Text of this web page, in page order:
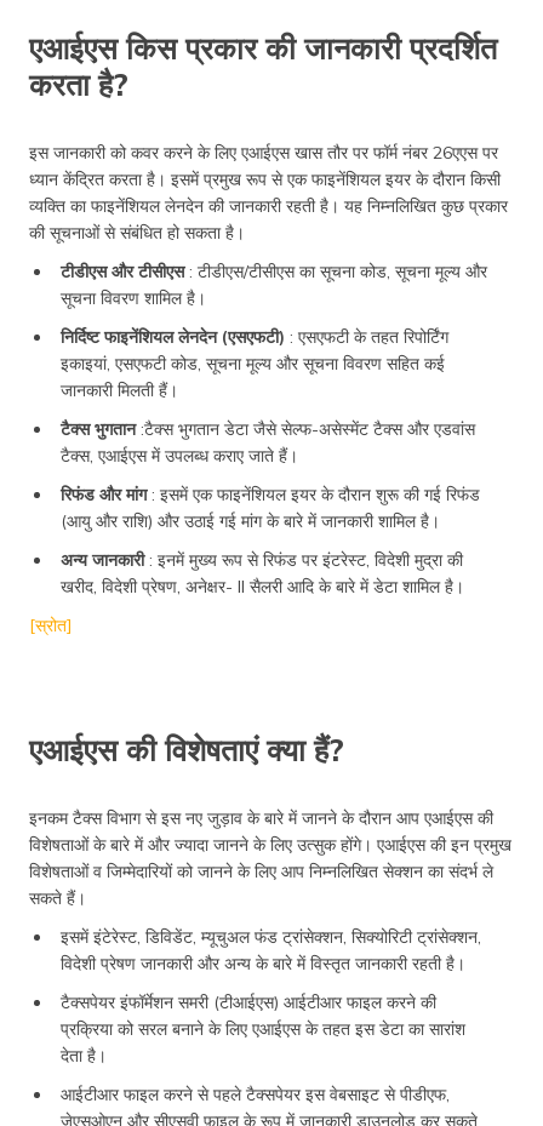
एआईएस किस प्रकार की जानकारी प्रदर्शित
करता है?
इस जानकारी को कवर करने के लिए एआईएस खास तौर पर फॉर्म नंबर 26एएस पर
ध्यान केंद्रित करता है। इसमें प्रमुख रूप से एक फाइनेंशियल इयर के दौरान किसी
व्यक्ति का फाइनेंशियल लेनदेन की जानकारी रहती है। यह निम्नलिखित कुछ प्रकार
की सूचनाओं से संबंधित हो सकता है।
टीडीएस और टीसीएस: टीडीएस/टीसीएस का सूचना कोड, सूचना मूल्य और
सूचना विवरण शामिल है।
निर्दिष्ट फाइनेंशियल लेनदेन (एसएफटी) : एसएफटी के तहत रिपोर्टिंग
इकाइयां, एसएफटी कोड, सूचना मूल्य और सूचना विवरण सहित कई
जानकारी मिलती हैं।
टैक्स भुगतान:टैक्स भुगतान डेटा जैसे सेल्फ-असेस्मेंट टैक्स और एडवांस
टैक्स, एआईएस में उपलब्ध कराए जाते हैं।
रिफंड और मांग: इसमें एक फाइनेंशियल इयर के दौरान शुरू की गई रिफंड
(आयु और राशि) और उठाई गई मांग के बारे में जानकारी शामिल है।
अन्य जानकारी: इनमें मुख्य रूप से रिफंड पर इंटरेस्ट, विदेशी मुद्रा की
खरीद, विदेशी प्रेषण, अनेक्षर- II सैलरी आदि के बारे में डेटा शामिल है।
[स्रोत]
एआईएस की विशेषताएं क्या हैं?
इनकम टैक्स विभाग से इस नए जुड़ाव के बारे में जानने के दौरान आप एआईएस की
विशेषताओं के बारे में और ज्यादा जानने के लिए उत्सुक होंगे। एआईएस की इन प्रमुख
विशेषताओं व जिम्मेदारियों को जानने के लिए आप निम्नलिखित सेक्शन का संदर्भ ले
सकते हैं।
इसमें इंटेरेस्ट, डिविडेंट, म्यूचुअल फंड ट्रांसेक्शन, सिक्योरिटी ट्रांसेक्शन,
विदेशी प्रेषण जानकारी और अन्य के बारे में विस्तृत जानकारी रहती है।
टैक्सपेयर इंफॉर्मेशन समरी (टीआईएस) आईटीआर फाइल करने की
प्रक्रिया को सरल बनाने के लिए एआईएस के तहत इस डेटा का सारांश
देता है।
आईटीआर फाइल करने से पहले टैक्सपेयर इस वेबसाइट से पीडीएफ,
जेएसओएन और सीएसवी फ़ाइल के रूप में जानकारी डाउनलोड कर सकते